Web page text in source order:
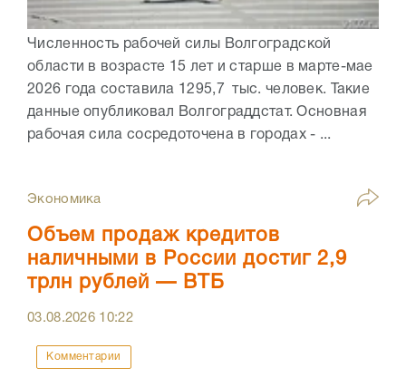
Численность рабочей силы Волгоградской
области в возрасте 15 лет и старше в марте-мае
2026 года составила 1295,7 тыс. человек. Такие
данные опубликовал Волгограддстат. Основная
рабочая сила сосредоточена в городах - ...
Экономика
Объем продаж кредитов
наличными в России достиг 2,9
трлн рублей — ВТБ
03.08.2026 10:22
Комментарии